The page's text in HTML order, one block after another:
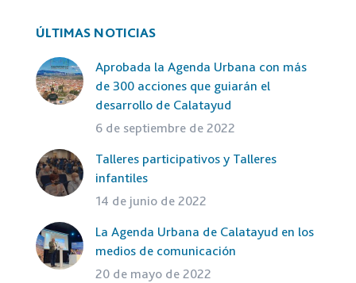
ÚLTIMAS NOTICIAS
Aprobada la Agenda Urbana con más
de 300 acciones que guiarán el
desarrollo de Calatayud
6 de septiembre de 2022
Talleres participativos y Talleres
infantiles
14 de junio de 2022
La Agenda Urbana de Calatayud en los
medios de comunicación
20 de mayo de 2022